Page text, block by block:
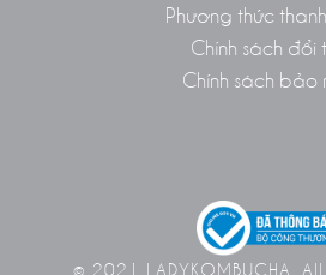
Phương thức
Chính sách đổi
Chính sách bảo
© 2021 LADYKOMBUCHA.